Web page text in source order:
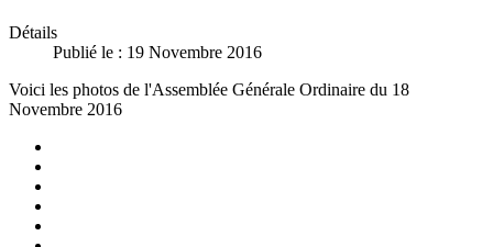
Détails
Publié le : 19 Novembre 2016
Voici les photos de l'Assemblée Générale Ordinaire du 18
Novembre 2016